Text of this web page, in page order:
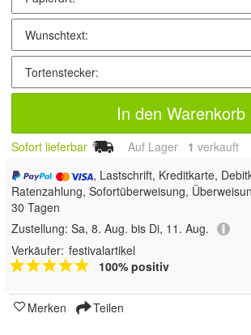
In den Warenkorb
Sofort lieferbar Auf Lager 1 verkauft
, Lastschrift, Kreditkarte,
Ratenzahlung, Sofortüberweisung,
30 Tagen
Zustellung: Sa, 8. Aug. bis Di, 11. Aug.
Verkäufer: festivalartikel
100% positiv
Merken Teilen